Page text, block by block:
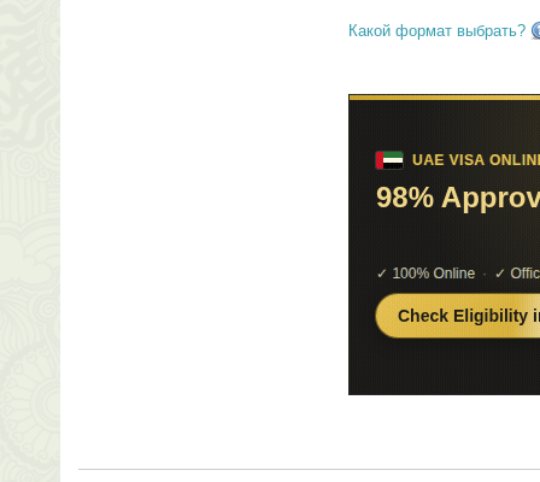
Какой формат выбрать?